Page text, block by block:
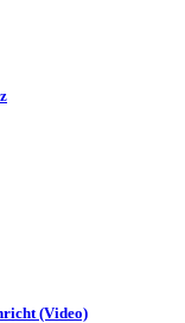
(Video)